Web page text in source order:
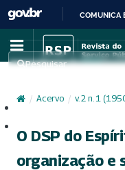
COMUNICA
Pesquisar
/ Acervo / v. 2 n. 1
O DSP do
organização e